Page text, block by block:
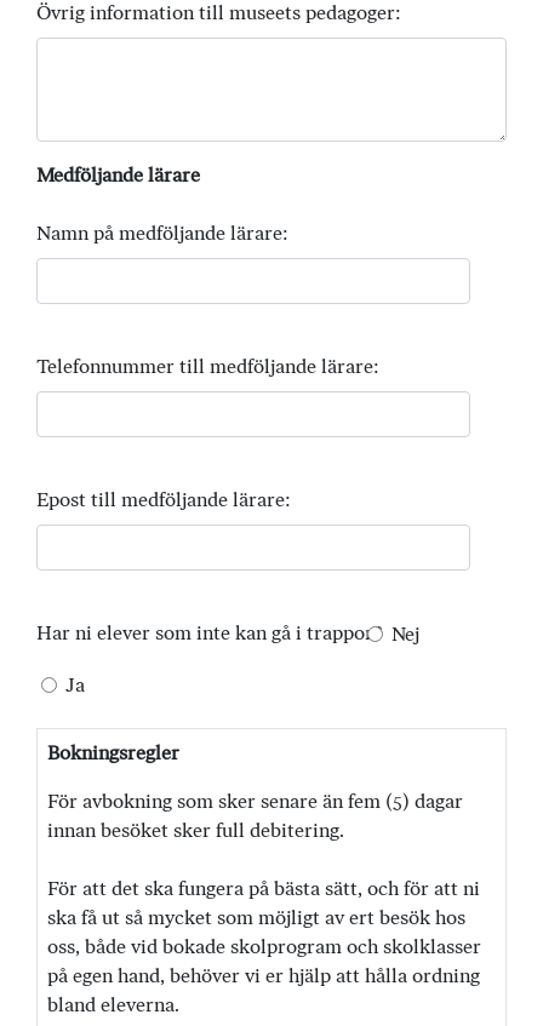
Övrig information till museets pedagoger:
Medföljande lärare
Namn på medföljande lärare:
Telefonnummer till medföljande lärare:
Epost till medföljande lärare:
Har ni elever som inte kan gå i trappor? Nej
Ja
Bokningsregler
För avbokning som sker senare än fem (5) dagar
innan besöket sker full debitering.
För att det ska fungera på bästa sätt, och för att ni
ska få ut så mycket som möjligt av ert besök hos
oss, både vid bokade skolprogram och skolklasser
på egen hand, behöver vi er hjälp att hålla ordning
bland eleverna.